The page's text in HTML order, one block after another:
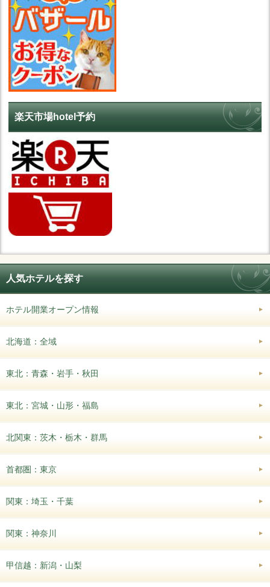
楽天市場hotel予約
人気ホテルを探す
ホテル開業オープン情報
北海道：全域
東北：青森・岩手・秋田
東北：宮城・山形・福島
北関東：茨木・栃木・群馬
首都圏：東京
関東：埼玉・千葉
関東：神奈川
甲信越：新潟・山梨